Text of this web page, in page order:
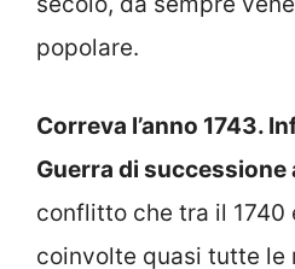
popolare.
Correva l’anno 1743.
Guerra di successione
conflitto che tra il 1740
coinvolte quasi tutte le